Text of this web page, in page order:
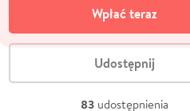
Wpłać teraz
Udostępnij
83 udostępnienia